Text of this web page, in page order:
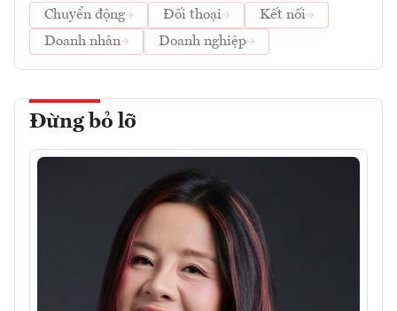
Chuyển động
Đối thoại
Kết nối
Doanh nhân
Doanh nghiệp
Đừng bỏ lỡ